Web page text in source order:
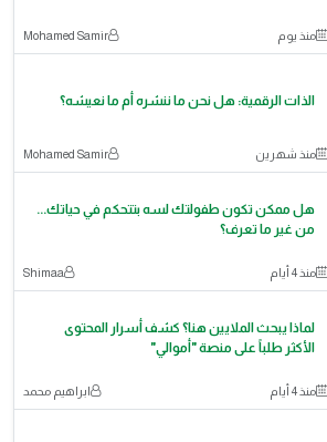
منذ يوم Mohamed Samir
الذات الرقمية: هل نحن ما ننشره أم ما نعيشه؟
منذ شهرين Mohamed Samir
هل ممكن تكون طفولتك لسه بتتحكم في حياتك...
من غير ما تعرف؟
منذ 4 أيام Shimaa
لماذا يبحث الملايين هنا؟ كشف أسرار المحتوى
الأكثر طلباً على منصة "أموالي"
منذ 4 أيام ابراهيم محمد